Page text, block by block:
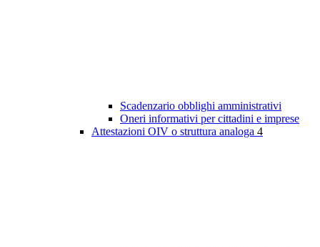
Scadenzario obblighi amministrativi
Oneri informativi per cittadini e imprese
Attestazioni OIV o struttura analoga 4